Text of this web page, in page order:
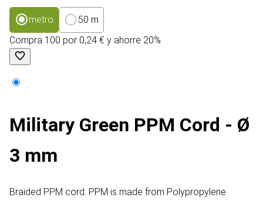
metro
50 m
Compra 100 por 0,24 € y ahorre 20%
Military Green PPM Cord - Ø
3 mm
Braided PPM cord. PPM is made from Polypropylene